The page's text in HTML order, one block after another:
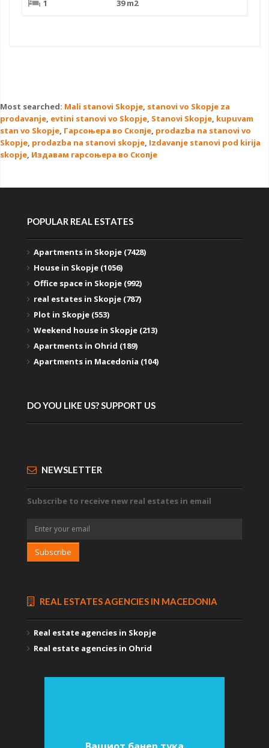
1
39 m2
Most searched: Mali stanovi Skopje, stanovi vo Skopje za
prodavanje, evtini stanovi vo Skopje, Stanovi Skopje, kupuvam
stan vo Skopje, Гарсоњера во Скопје, prodazba na stanovi vo
Skopje, prodazba na stanovi skopje, Izdavanje stanovi pod kirija
skopje, Издавам гарсоњера во Скопје
POPULAR REAL ESTATES
Apartments in Skopje (7428)
House in Skopje (1056)
Office space in Skopje (992)
real estates in Skopje (787)
Plot in Skopje (553)
Weekend house in Skopje (213)
Apartments in Ohrid (189)
Apartments in Macedonia (104)
DO YOU LIKE US? SUPPORT US
NEWSLETTER
Subscribe to receive new real estates in email
Subscribe
REAL ESTATES AGENCIES IN MACEDONIA
Real estate agencies in Skopje
Real estate agencies in Ohrid